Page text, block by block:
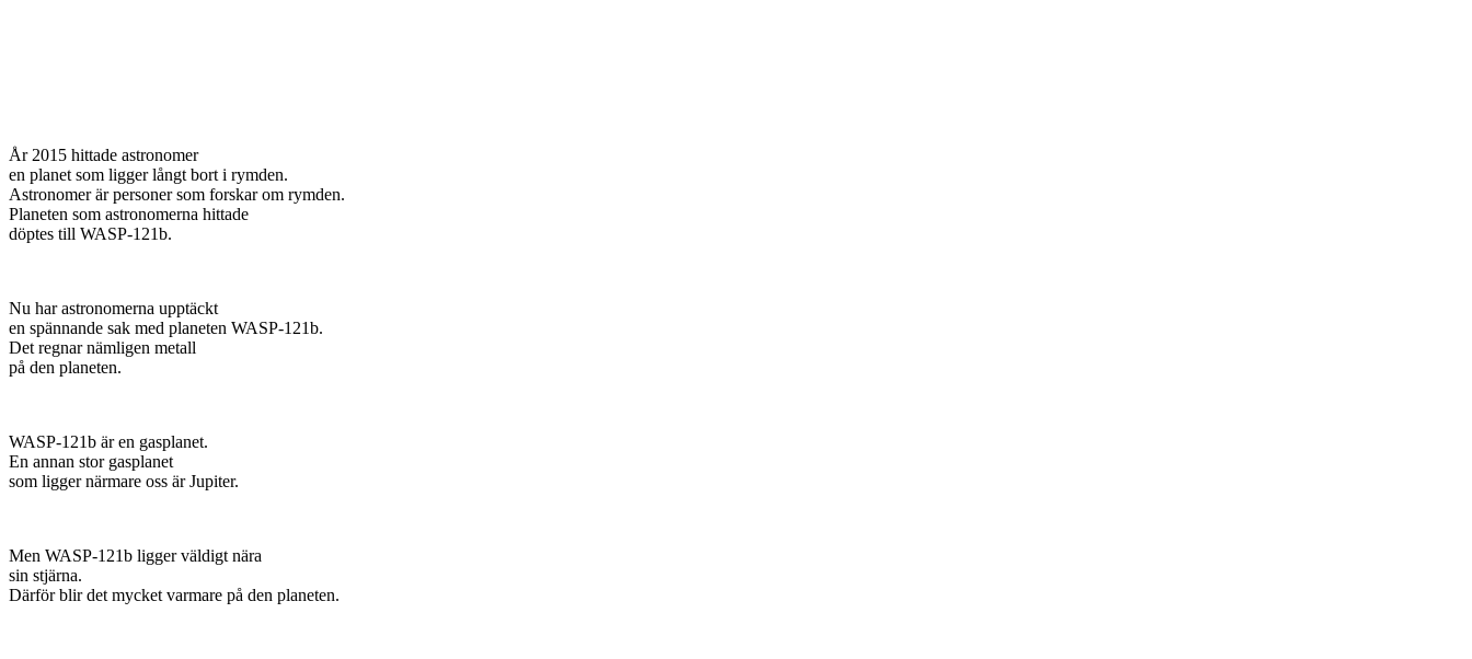
År 2015 hittade astronomer
en planet som ligger långt bort i rymden.
Astronomer är personer som forskar om rymden.
Planeten som astronomerna hittade
döptes till WASP-121b.
Nu har astronomerna upptäckt
en spännande sak med planeten WASP-121b.
Det regnar nämligen metall
på den planeten.
WASP-121b är en gasplanet.
En annan stor gasplanet
som ligger närmare oss är Jupiter.
Men WASP-121b ligger väldigt nära
sin stjärna.
Därför blir det mycket varmare på den planeten.